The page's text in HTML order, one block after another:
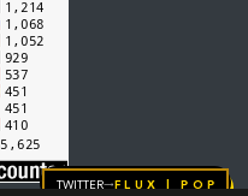
Twitter→FLUX | pop